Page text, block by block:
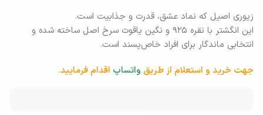
زیوری اصیل که نماد عشق، قدرت و جذابیت است.
این انگشتر با نقره ۹۲۵ و نگین یاقوت سرخ اصل ساخته شده و
انتخابی ماندگار برای افراد خاص‌پسند است.
جهت خرید و استعلام از طریق واتساپ اقدام فرمایید.